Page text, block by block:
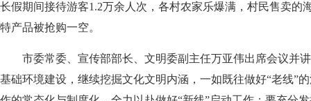
长假期间接待游客1.2万余人次，各村农家乐爆满，村民售卖的
特产品被抢购一空。
市委常委、宣传部部长、文明委副主任万亚伟出席会议并讲
基础环境建设，继续挖掘文化文明内涵，一如既往做好“老线”